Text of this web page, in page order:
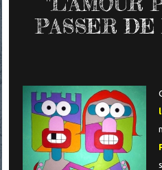
PASSER DE